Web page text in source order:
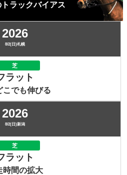
ラックバイアス
2026
8/2(日)札幌
芝
ラット
こでも伸びる
2026
8/2(日)新潟
芝
ラット
時間の拡大